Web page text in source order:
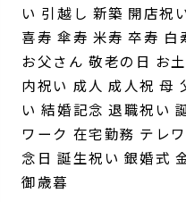
い 引越し 新築 開店祝
喜寿 傘寿 米寿 卒寿 白
お父さん 敬老の日 お
内祝い 成人 成人祝 母
い 結婚記念 退職祝い
ワーク 在宅勤務 テレ
念日 誕生祝い 銀婚式
御歳暮